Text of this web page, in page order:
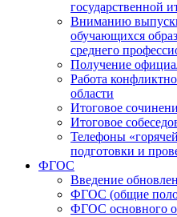
государственной
Вниманию
обучающихся
среднего
Получение
Работа
области
Итоговое
Итоговое
Телефоны
подготовки и
ФГОС
Введение
ФГОС (общие
ФГОС основного